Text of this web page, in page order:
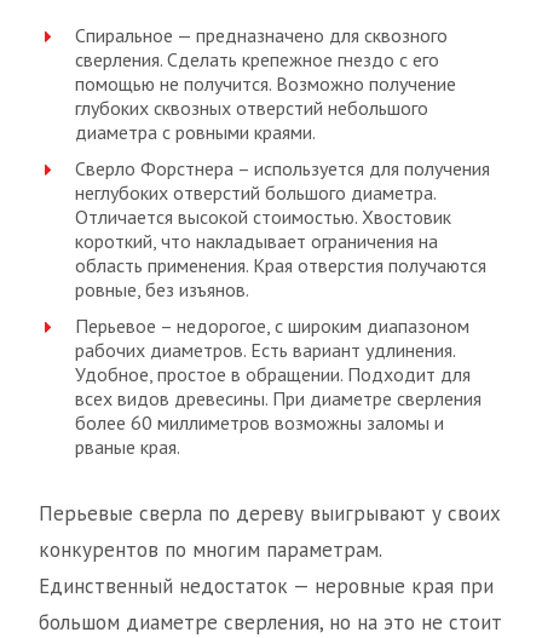
Спиральное — предназначено для сквозного
сверления. Сделать крепежное гнездо с его
помощью не получится. Возможно получение
глубоких сквозных отверстий небольшого
диаметра с ровными краями.
Сверло Форстнера – используется для получения
неглубоких отверстий большого диаметра.
Отличается высокой стоимостью. Хвостовик
короткий, что накладывает ограничения на
область применения. Края отверстия получаются
ровные, без изъянов.
Перьевое – недорогое, с широким диапазоном
рабочих диаметров. Есть вариант удлинения.
Удобное, простое в обращении. Подходит для
всех видов древесины. При диаметре сверления
более 60 миллиметров возможны заломы и
рваные края.
Перьевые сверла по дереву выигрывают у своих
конкурентов по многим параметрам.
Единственный недостаток — неровные края при
большом диаметре сверления, но на это не стоит